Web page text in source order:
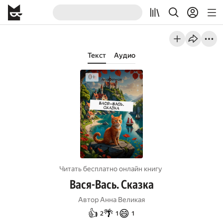
Текст Аудио
Читать бесплатно онлайн книгу
Вася-Вась. Сказка
АвторАнна Великая
👍 2🌴 1 😄 1